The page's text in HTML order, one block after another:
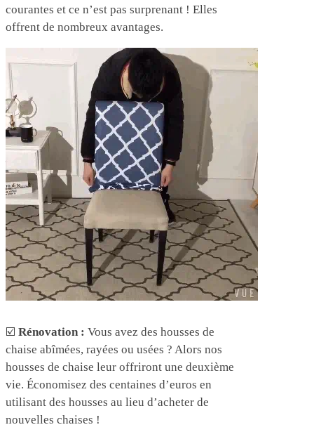
courantes et ce n’est pas surprenant ! Elles
offrent de nombreux avantages.
☑️ Rénovation : Vous avez des housses de
chaise abîmées, rayées ou usées ? Alors nos
housses de chaise leur offriront une deuxième
vie. Économisez des centaines d’euros en
utilisant des housses au lieu d’acheter de
nouvelles chaises !